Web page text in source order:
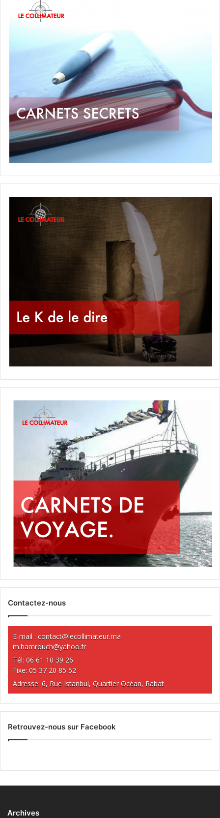
Contactez-nous
E-mail : contact@lecollimateur.ma
m.hamrouch@yahoo.fr
Tél: 06 61 10 39 26
Fixe: 05 37 20 85 52
Adresse: 6, Rue Istanbul, Quartier Océan, Rabat
Retrouvez-nous sur Facebook
Archives